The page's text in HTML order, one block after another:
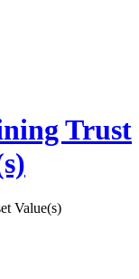
Trust
Value(s)